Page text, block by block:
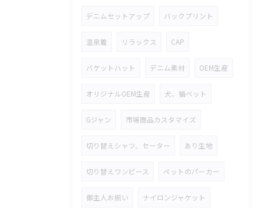
デニムセットアップ バックプリント
温泉着 リラックス CAP
バケットハット デニム素材 OEM生産
オリジナルOEM生産 犬、猫ベット
Gジャン 市場商品カスタマイズ
切り替えシャツ、セーター あり生地
切り替えワンピース ペットのパーカー
御主人お揃い ナイロンジャケット